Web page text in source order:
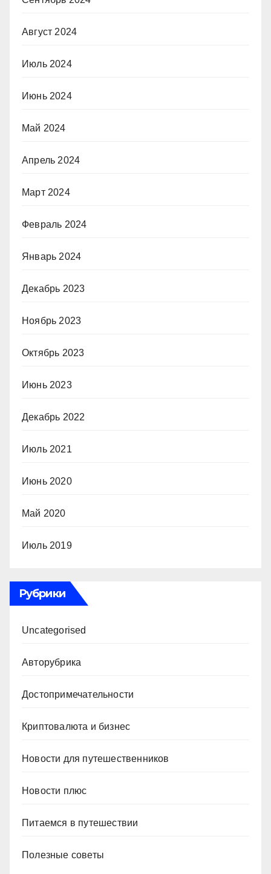
Август 2024
Июль 2024
Июнь 2024
Май 2024
Апрель 2024
Март 2024
Февраль 2024
Январь 2024
Декабрь 2023
Ноябрь 2023
Октябрь 2023
Июнь 2023
Декабрь 2022
Июль 2021
Июнь 2020
Май 2020
Июль 2019
Рубрики
Uncategorised
Авторубрика
Достопримечательности
Криптовалюта и бизнес
Новости для путешественников
Новости плюс
Питаемся в путешествии
Полезные советы